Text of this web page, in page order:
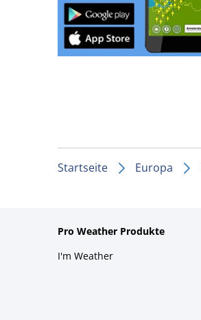
Startseite Europa
Pro Weather Produkte
I'm Weather